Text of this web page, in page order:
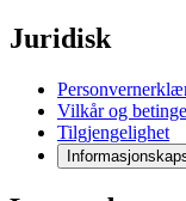
Juridisk
Vilkår og
Tilgjengelighet